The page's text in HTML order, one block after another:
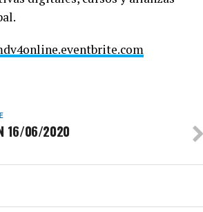
16/06/2020